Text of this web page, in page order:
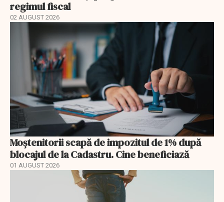
regimul fiscal
02 AUGUST 2026
Moștenitorii scapă de impozitul de 1% după
blocajul de la Cadastru. Cine beneficiază
01 AUGUST 2026